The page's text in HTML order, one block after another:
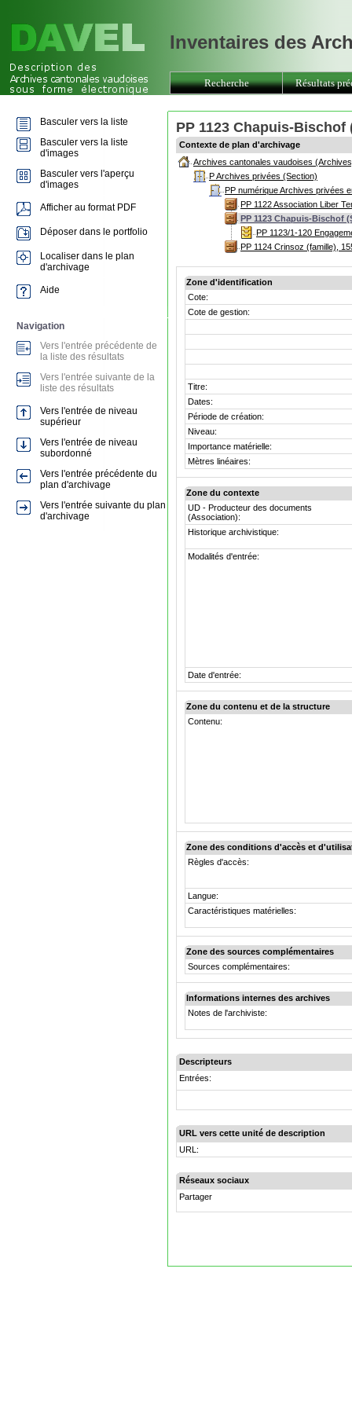
PP 1123 Chapuis-Bischof
Contexte de plan d'archivage
Archives cantonales vaudoises
P Archives privées (Section)
PP numérique Archives privées
PP 1122 Association Liber
PP 1123 Chapuis-Bischof
PP 1123/1-120
PP 1124 Crinsoz (famille),
Zone d'identification
Cote:
Cote de gestion:
Titre:
Dates:
Période de création:
Niveau:
Importance matérielle:
Mètres linéaires:
Zone du contexte
UD - Producteur des documents
(Association):
Historique archivistique:
Modalités d'entrée:
Date d'entrée:
Zone du contenu et de la structure
Contenu:
Zone des conditions d'accès et
Règles d'accès:
Langue:
Caractéristiques matérielles:
Zone des sources complémentaires
Sources complémentaires:
Informations internes des archives
Notes de l'archiviste:
Descripteurs
Entrées:
URL vers cette unité de description
URL:
Réseaux sociaux
Partager
Inventaires des
Recherche Résultats
Basculer vers la liste
Basculer vers la liste
d'images
Basculer vers l'aperçu
d'images
Afficher au format PDF
Déposer dans le portfolio
Localiser dans le plan
d'archivage
Aide
Navigation
Vers l'entrée précédente de
la liste des résultats
Vers l'entrée suivante de la
liste des résultats
Vers l'entrée de niveau
supérieur
Vers l'entrée de niveau
subordonné
Vers l'entrée précédente du
plan d'archivage
Vers l'entrée suivante du plan
d'archivage